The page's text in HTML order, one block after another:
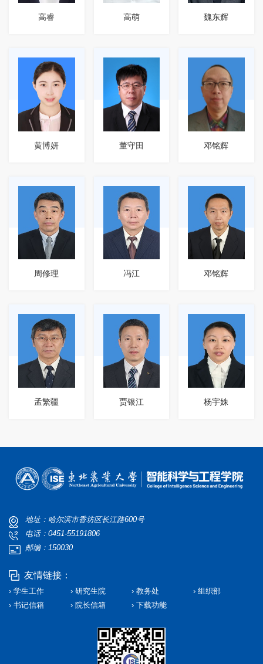
高睿 高萌 魏东辉
黄博妍 董守田 邓铭辉
周修理 冯江 邓铭辉
孟繁疆 贾银江 杨宇姝
地址：哈尔滨市香坊区长江路600号
电话：0451-55191806
邮编：150030
友情链接：
› 学生工作 › 研究生院 › 教务处
› 组织部
› 书记信箱
› 院长信箱 › 下载功能